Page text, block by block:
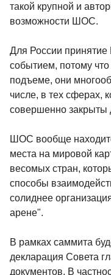
такой крупной и
возможности ШОС.
Для России принятие
событием, потому
подъеме, они
числе, в тех сферах,
совершенно закрыты
ШОС вообще
места на мировой
весомых стран,
способы
солиднее
арене".
В рамках саммита
декларация Совета
документов. В